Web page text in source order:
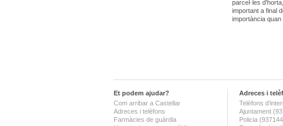
parcel·les
important a final
importància quan
Et podem ajudar?
Com arribar a Castellar
Adreces i telèfons
Farmàcies de guàrdia
Adreces i
Telèfons
Ajuntament
Policia